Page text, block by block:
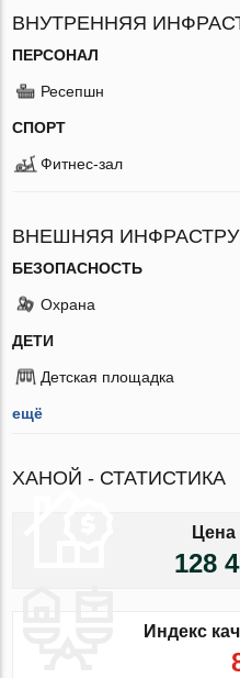
ВНУТРЕННЯЯ
ПЕРСОНАЛ
Ресепшн
СПОРТ
Фитнес-зал
ВНЕШНЯЯ
БЕЗОПАСНОСТЬ
Охрана
ДЕТИ
Детская площадка
ещё
ХАНОЙ - СТАТИСТИКА
Цена
128
Индекс